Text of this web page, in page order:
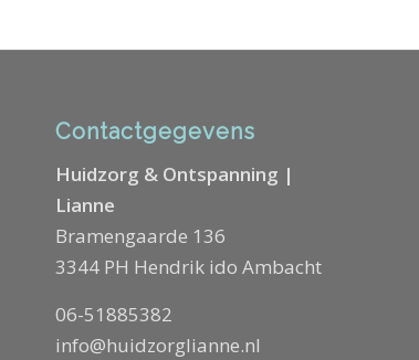
Contactgegevens
Huidzorg & Ontspanning |
Lianne
Bramengaarde 136
3344 PH Hendrik ido Ambacht
06-51885382
info@huidzorglianne.nl